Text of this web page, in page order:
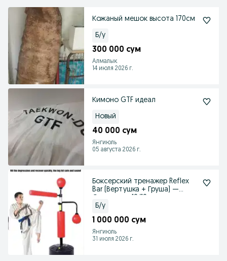
Кожаный мешок высота 170см
Б/у
300 000 сум
Алмалык
14 июля 2026 г.
Кимоно GTF идеал
Новый
40 000 сум
Янгиюль
05 августа 2026 г.
Боксерский тренажер Reflex
Bar (Вертушка + Груша) —
Б/у
1 000 000 сум
Янгиюль
31 июля 2026 г.